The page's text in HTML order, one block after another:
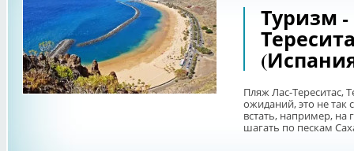
Туризм
Пляж Лас-Тереситас,
ожиданий, это не так
встать, например, на
шагать по пескам